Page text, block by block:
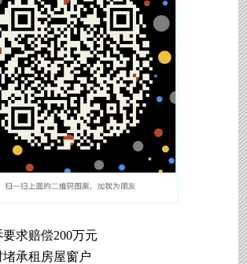
求赔偿200万元
承租房屋窗户